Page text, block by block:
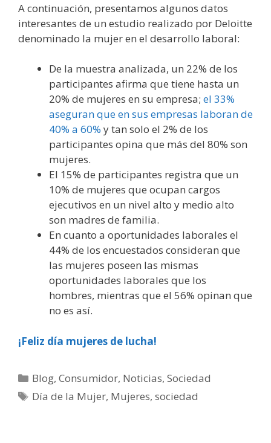
A continuación, presentamos algunos datos
interesantes de un estudio realizado por Deloitte
denominado la mujer en el desarrollo laboral:
De la muestra analizada, un 22% de los
participantes afirma que tiene hasta un
20% de mujeres en su empresa; el 33%
aseguran que en sus empresas laboran de
40% a 60% y tan solo el 2% de los
participantes opina que más del 80% son
mujeres.
El 15% de participantes registra que un
10% de mujeres que ocupan cargos
ejecutivos en un nivel alto y medio alto
son madres de familia.
En cuanto a oportunidades laborales el
44% de los encuestados consideran que
las mujeres poseen las mismas
oportunidades laborales que los
hombres, mientras que el 56% opinan que
no es así.
¡Feliz día mujeres de lucha!
Blog,Consumidor, Noticias,Sociedad
Día de la Mujer, Mujeres,sociedad